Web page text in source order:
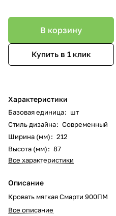
В корзину
Купить в 1 клик
Характеристики
Базовая единица: шт
Стиль дизайна: Современный
Ширина (мм): 212
Высота (мм): 87
Все характеристики
Описание
Кровать мягкая Смарти 900ПМ
Все описание